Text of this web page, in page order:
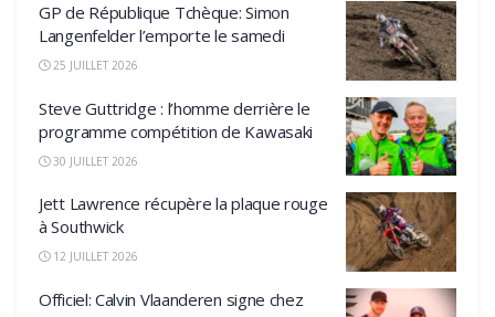
GP de République Tchèque: Simon
Langenfelder l’emporte le samedi
25 JUILLET 2026
Steve Guttridge : l’homme derrière le
programme compétition de Kawasaki
30 JUILLET 2026
Jett Lawrence récupère la plaque rouge
à Southwick
12 JUILLET 2026
Officiel: Calvin Vlaanderen signe chez